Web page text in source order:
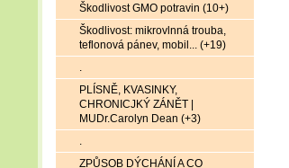
Škodlivost GMO potravin (10+)
Škodlivost: mikrovlnná trouba,
teflonová pánev, mobil... (+19)
.
PLÍSNĚ, KVASINKY,
CHRONICJKÝ ZÁNĚT |
MUDr.Carolyn Dean (+3)
.
ZPŮSOB DÝCHÁNÍ A CO